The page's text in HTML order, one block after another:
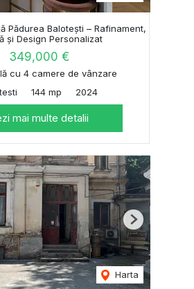
Pădurea Balotești – Rafinament,
și Design Personalizat
349,000 €
cu 4 camere de vânzare
144 mp 2024
mai multe detalii
Harta
Next